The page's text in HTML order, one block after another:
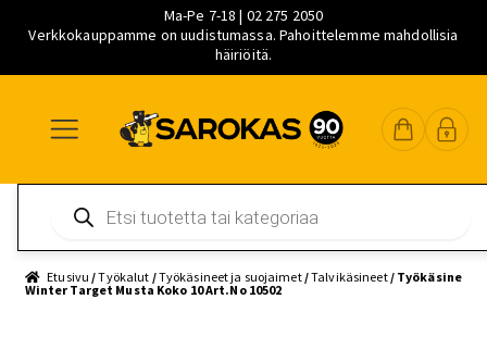
Ma-Pe 7-18 | 02 275 2050
Verkkokauppamme on uudistumassa. Pahoittelemme mahdollisia
häiriöitä.
navigointiin
sisältöön
pääsisältöön
search
Etusivu /Työkalut /Työkäsineet ja suojaimet/Talvikäsineet/ Työkäsine
Winter Target Musta Koko 10 Art.No 10502